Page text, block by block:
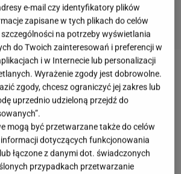
curryto hit każdej imprezy u moich
czasu także w moim domu.
wszelkich
a zajadam z jeszcze
chrupiące i naprawdę
zalewy ważny jest jeden dodatek
e-mail czy identyfikatory plików
zapisane w tych plikach do celów
na potrzeby wyświetlania
do Twoich zainteresowań i preferencji w
i w Internecie lub personalizacji
Wyrażenie zgody jest dobrowolne.
zgody, chcesz ograniczyć jej zakres lub
uprzednio udzieloną przejdź do
mogą być przetwarzane także do celów
dotyczących funkcjonowania
łączone z danymi dot. świadczonych
przypadkach przetwarzanie